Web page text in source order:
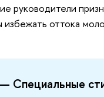
руководители
оттока
Специальные